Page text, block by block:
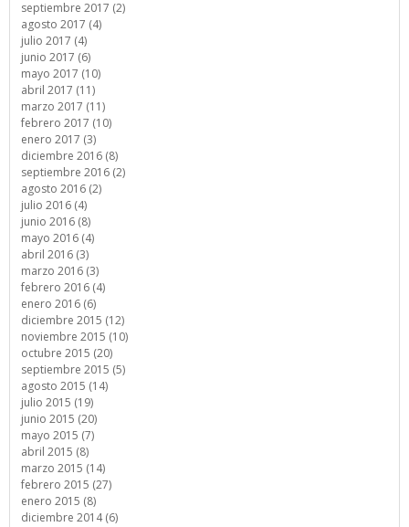
septiembre 2017 (2)
agosto 2017 (4)
julio 2017 (4)
junio 2017 (6)
mayo 2017 (10)
abril 2017 (11)
marzo 2017 (11)
febrero 2017 (10)
enero 2017 (3)
diciembre 2016 (8)
septiembre 2016 (2)
agosto 2016 (2)
julio 2016 (4)
junio 2016 (8)
mayo 2016 (4)
abril 2016 (3)
marzo 2016 (3)
febrero 2016 (4)
enero 2016 (6)
diciembre 2015 (12)
noviembre 2015 (10)
octubre 2015 (20)
septiembre 2015 (5)
agosto 2015 (14)
julio 2015 (19)
junio 2015 (20)
mayo 2015 (7)
abril 2015 (8)
marzo 2015 (14)
febrero 2015 (27)
enero 2015 (8)
diciembre 2014 (6)